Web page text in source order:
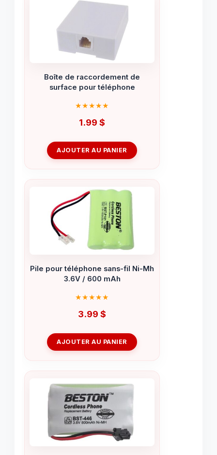
Boîte de raccordement de
surface pour téléphone
1.99 $
AJOUTER AU PANIER
Pile pour téléphone sans-fil Ni-Mh
3.6V / 600 mAh
3.99 $
AJOUTER AU PANIER